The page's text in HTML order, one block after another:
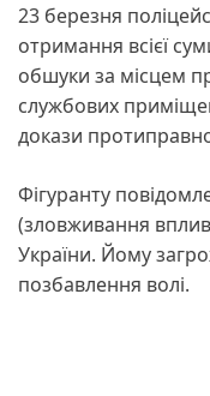
23 березня
отримання всієї
обшуки за місцем
службових
докази
Фігуранту
(зловживання
України. Йому
позбавлення волі.